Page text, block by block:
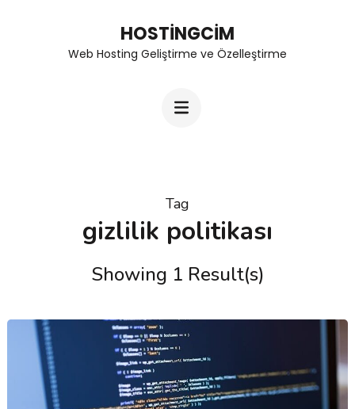
HOSTINGCIM
Web Hosting Geliştirme ve Özelleştirme
Tag
gizlilik politikası
Showing 1 Result(s)